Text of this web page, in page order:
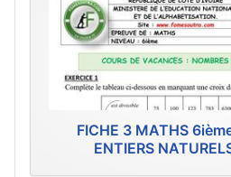
FICHE 3 MATHS
ENTIERS